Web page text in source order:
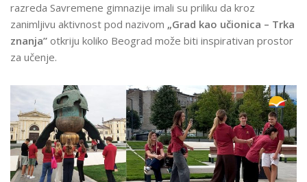
razreda Savremene gimnazije imali su priliku da kroz
zanimljivu aktivnost pod nazivom „Grad kao učionica – Trka
znanja” otkriju koliko Beograd može biti inspirativan prostor
za učenje.